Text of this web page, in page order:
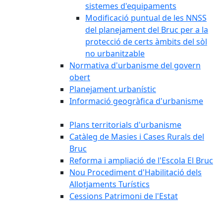
sistemes d'equipaments
Modificació puntual de les NNSS
del planejament del Bruc per a la
protecció de certs àmbits del sòl
no urbanitzable
Normativa d'urbanisme del govern
obert
Planejament urbanístic
Informació geogràfica d'urbanisme
Plans territorials d'urbanisme
Catàleg de Masies i Cases Rurals del
Bruc
Reforma i ampliació de l'Escola El Bruc
Nou Procediment d'Habilitació dels
Allotjaments Turístics
Cessions Patrimoni de l'Estat